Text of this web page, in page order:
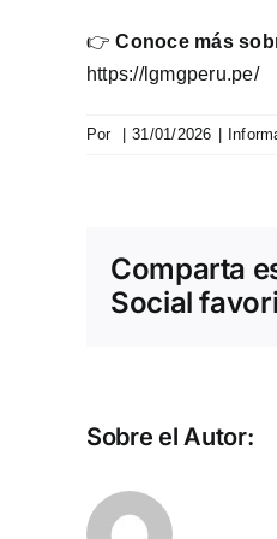
👉Conoce más
https://lgmgperu.pe/
Por 31/01/2026
Comparta
Social
Sobre el Autor: